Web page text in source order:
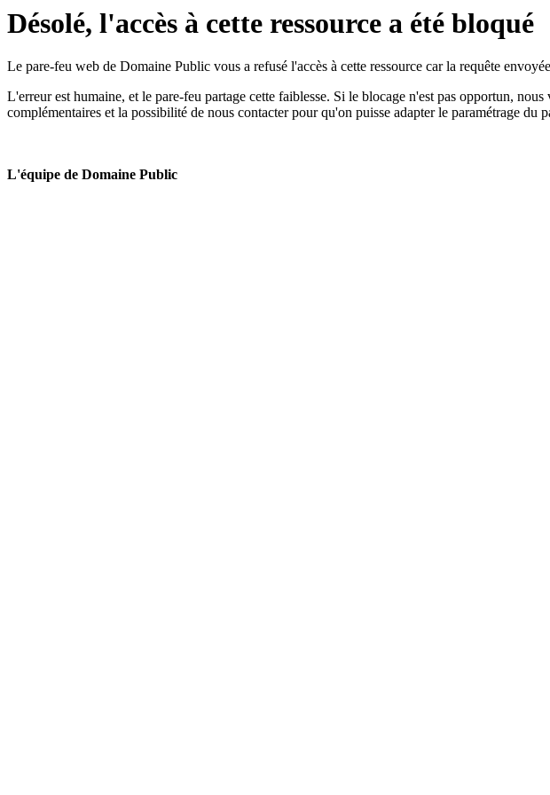
Désolé, l'accès à cette ressource a été bloqué
Le pare-feu web de Domaine Public vous a refusé l'accès à cette ressource car la requête
L'erreur est humaine, et le pare-feu partage cette faiblesse. Si le blocage n'est pas opportun,
complémentaires et la possibilité de nous contacter pour qu'on puisse adapter le paramétrage du
L'équipe de Domaine Public